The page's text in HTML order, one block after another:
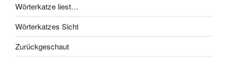
Wörterkatze liest…
Wörterkatzes Sicht
Zurückgeschaut